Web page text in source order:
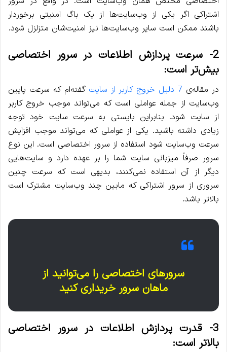
اشتراکی اگر یکی از وب‌سایت‌ها از یک باگ امنیتی برخوردار
باشند ممکن است سایر وب‌سایت‌ها نیز امنیت‌شان متزلزل شود.
2- سرعت پردازش اطلاعات در سرور اختصاصی
بیش‌تر است:
در مقاله‌ی 7 دلیل خروج کاربر از سایت
گفته‌ام که سرعت پایین
وب‌سایت از جمله عواملی است که می‌تواند موجب خروج کاربر
از سایت شود. بنابراین بایستی به سرعت سایت خود توجه
زیادی داشته باشید. یکی از عواملی که می‌تواند موجب افزایش
سرعت وب‌سایت شود استفاده از سرور اختصاصی است. این نوع
سرور صرفاً میزبانی سایت شما را بر عهده دارد و سایت‌هایی
دیگر از آن استفاده نمی‌کنند، بدیهی است که سرعت چنین
سروری از سرور اشتراکی که مابین چند وب‌سایت مشترک است
بالاتر باشد.
سرورهای اختصاصی را می‌توانید از
ماهان سرور خریداری کنید
3- قدرت پردازش اطلاعات در سرور اختصاصی
بالاتر است: